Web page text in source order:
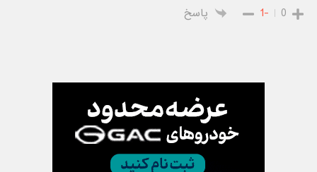
0
-1 پاسخ